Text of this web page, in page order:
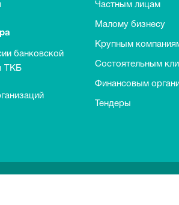
банковской
ТКБ
Частным лицам
Малому бизнесу
Крупным
Состоятельным
Финансовым
Тендеры